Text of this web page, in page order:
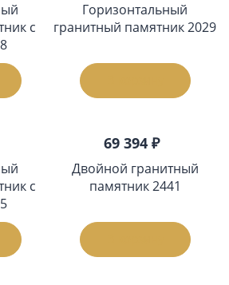
с
Горизонтальный
гранитный памятник 2029
с
69 394 ₽
Двойной гранитный
памятник 2441